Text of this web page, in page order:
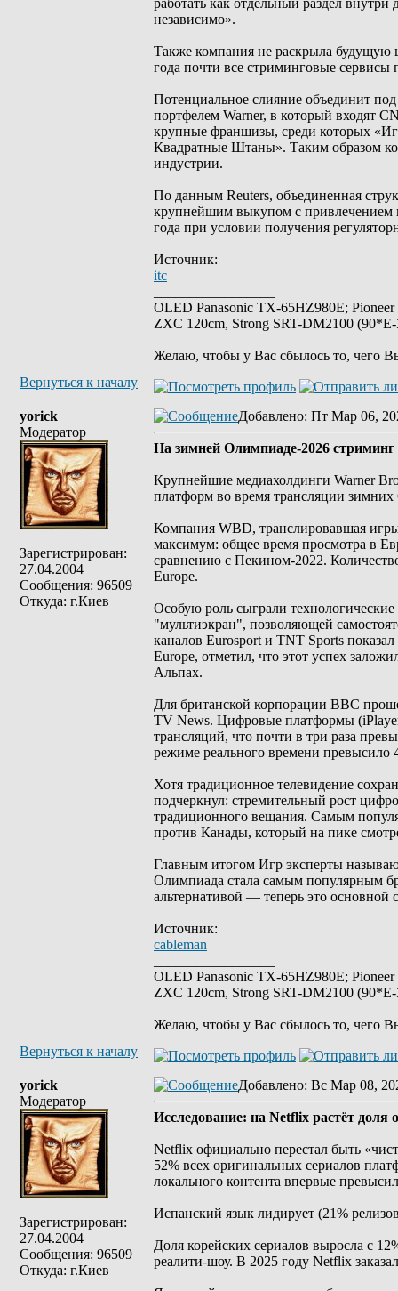
работать как отдельный раздел
независимо».
Также компания не раскрыла будущую
года почти все стриминговые
Потенциальное слияние объединит
портфелем Warner, в который входят
крупные франшизы, среди которых
Квадратные Штаны». Таким образом
индустрии.
По данным Reuters, объединенная
крупнейшим выкупом с привлечением
года при условии получения
Источник:
itc
OLED Panasonic TX-65HZ980E;
ZXC 120cm, Strong SRT-DM2100
Желаю, чтобы у Вас сбылось то, чего
Вернуться к началу
yorick
Модератор
Зарегистрирован:
27.04.2004
Сообщения: 96509
Откуда: г.Киев
Добавлено: Пт Мар 06,
На зимней Олимпиаде-2026
Крупнейшие медиахолдинги Warner
платформ во время трансляции
Компания WBD, транслировавшая
максимум: общее время просмотра в
сравнению с Пекином-2022.
Europe.
Особую роль сыграли
"мультиэкран", позволяющей
каналов Eurosport и TNT Sports
Europe, отметил, что этот успех
Альпах.
Для британской корпорации BBC
TV News. Цифровые платформы
трансляций, что почти в три раза
режиме реального времени превысило
Хотя традиционное телевидение
подчеркнул: стремительный рост
традиционного вещания. Самым
против Канады, который на пике
Главным итогом Игр эксперты
Олимпиада стала самым популярным
альтернативой — теперь это основной
Источник:
cableman
OLED Panasonic TX-65HZ980E;
ZXC 120cm, Strong SRT-DM2100
Желаю, чтобы у Вас сбылось то, чего
Вернуться к началу
yorick
Модератор
Зарегистрирован:
27.04.2004
Сообщения: 96509
Откуда: г.Киев
Добавлено: Вс Мар 08,
Исследование: на Netflix растёт доля
Netflix официально перестал быть
52% всех оригинальных сериалов
локального контента впервые
Испанский язык лидирует (21%
Доля корейских сериалов выросла с
реалити-шоу. В 2025 году Netflix